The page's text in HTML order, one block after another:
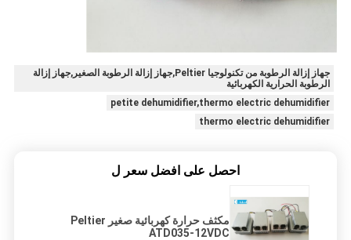
جهاز إزالة الرطوبة من تكنولوجيا Peltier,جهاز إزالة الرطوبة الصغير,جهاز إزالة
الرطوبة الحرارية الكهربائية
petite dehumidifier,thermo electric dehumidifier
thermo electric dehumidifier
احصل على افضل سعر ل
مكثف حرارة كهربائية صغير Peltier
ATD035-12VDC